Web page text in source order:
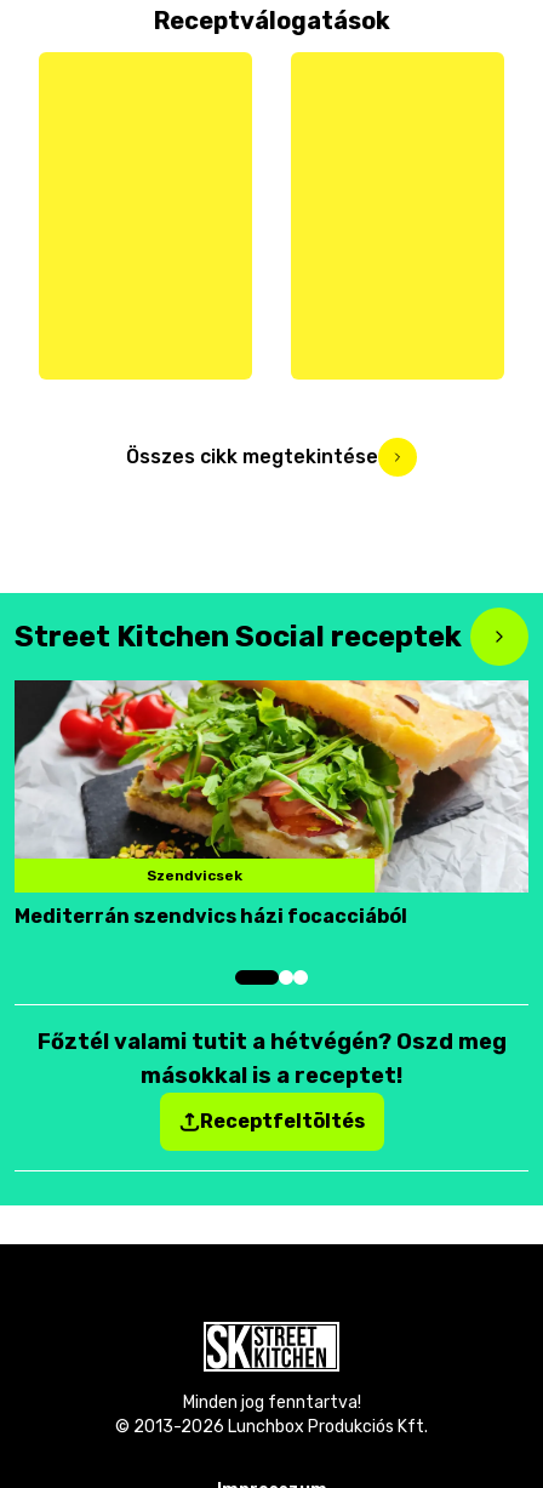
Receptválogatások
Összes cikk megtekintése
Street Kitchen Social receptek
Szendvicsek
Mediterrán szendvics házi focacciából
Főztél valami tutit a hétvégén? Oszd meg
másokkal is a receptet!
Receptfeltöltés
Minden jog fenntartva!
© 2013-2026 Lunchbox Produkciós Kft.